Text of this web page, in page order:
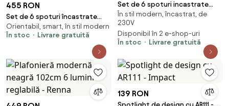
455 RON
Set de 6 spoturi încastrate
albe 6,8 cm, inclusiv LED 545 lm,
cu dimmer IP65 - Gaius
Orientabil, smart, în stil modern
În stoc
Livrare gratuită
Set de 6 spoturi incastrate
albe GU10 50mm IP44 - Dept
În stil modern, încastrat, de
230V
Disponibil în 2 e-shop-uri
În stoc
Livrare gratuită
139 RON